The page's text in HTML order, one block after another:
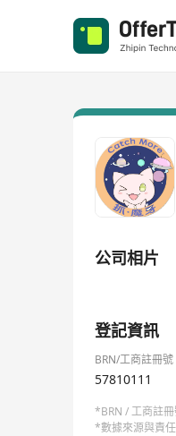
公司相片
登記資訊
BRN/工商註冊號
57810111
*BRN / 工商註
*數據來源與責